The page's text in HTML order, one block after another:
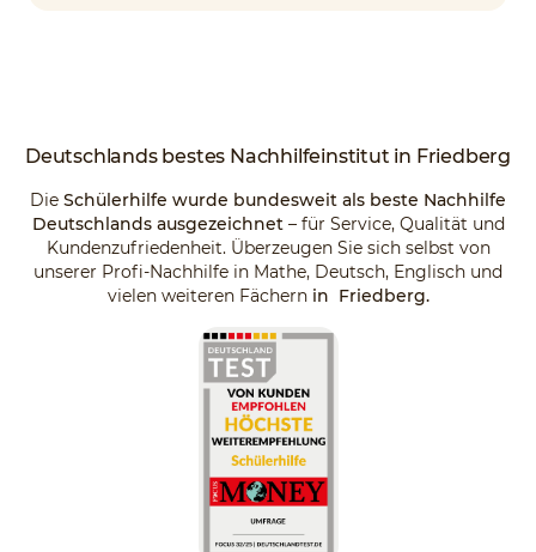
Deutschlands bestes Nachhilfeinstitut in Friedberg
Die Schülerhilfe wurde bundesweit als beste Nachhilfe
Deutschlands ausgezeichnet– für Service, Qualität und
Kundenzufriedenheit. Überzeugen Sie sich selbst von
unserer Profi-Nachhilfe in Mathe, Deutsch, Englisch und
vielen weiteren Fächern in Friedberg.